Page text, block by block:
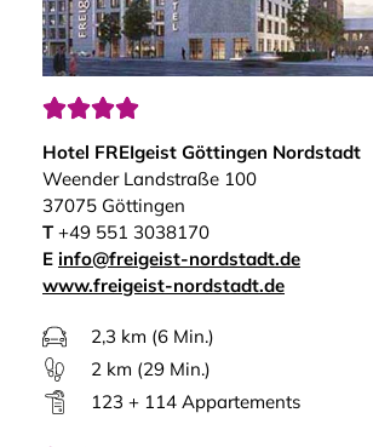

Hotel FREIgeist Göttingen Nordstadt
Weender Landstraße 100
37075 Göttingen
T+49 551 3038170
E info@freigeist-nordstadt.de
www.freigeist-nordstadt.de
2,3 km (6 Min.)
2 km (29 Min.)
123 + 114 Appartements